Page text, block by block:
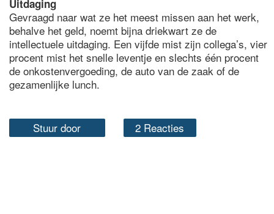
Uitdaging
Gevraagd naar wat ze het meest missen aan het werk,
behalve het geld, noemt bijna driekwart ze de
intellectuele uitdaging. Een vijfde mist zijn collega’s, vier
procent mist het snelle leventje en slechts één procent
de onkostenvergoeding, de auto van de zaak of de
gezamenlijke lunch.
Stuur door 2 Reacties